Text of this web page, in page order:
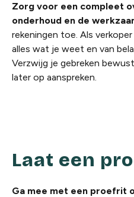
Zorg voor een compleet
onderhoud en de
rekeningen toe. Als
alles wat je weet en van
Verzwijg je gebreken
later op aanspreken.
Laat een
Ga mee met een proefrit